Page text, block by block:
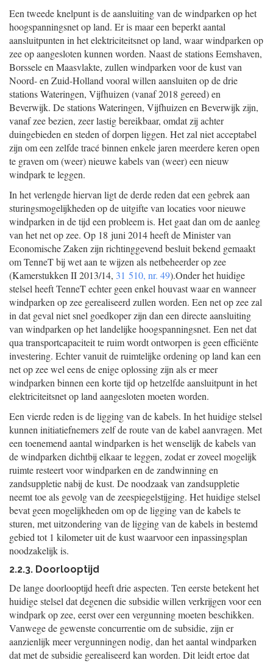
Een tweede knelpunt is de aansluiting van de windparken op het
hoogspanningsnet op land. Er is maar een beperkt aantal
aansluitpunten in het elektriciteitsnet op land, waar windparken op
zee op aangesloten kunnen worden. Naast de stations Eemshaven,
Borssele en Maasvlakte, zullen windparken voor de kust van
Noord- en Zuid-Holland vooral willen aansluiten op de drie
stations Wateringen, Vijfhuizen (vanaf 2018 gereed) en
Beverwijk. De stations Wateringen, Vijfhuizen en Beverwijk zijn,
vanaf zee bezien, zeer lastig bereikbaar, omdat zij achter
duingebieden en steden of dorpen liggen. Het zal niet acceptabel
zijn om een zelfde tracé binnen enkele jaren meerdere keren open
te graven om (weer) nieuwe kabels van (weer) een nieuw
windpark te leggen.
In het verlengde hiervan ligt de derde reden dat een gebrek aan
sturingsmogelijkheden op de uitgifte van locaties voor nieuwe
windparken in de tijd een probleem is. Het gaat dan om de aanleg
van het net op zee. Op 18 juni 2014 heeft de Minister van
Economische Zaken zijn richtinggevend besluit bekend gemaakt
om TenneT bij wet aan te wijzen als netbeheerder op zee
(Kamerstukken II 2013/14, 31 510, nr. 49).Onder het huidige
stelsel heeft TenneT echter geen enkel houvast waar en wanneer
windparken op zee gerealiseerd zullen worden. Een net op zee zal
in dat geval niet snel goedkoper zijn dan een directe aansluiting
van windparken op het landelijke hoogspanningsnet. Een net dat
qua transportcapaciteit te ruim wordt ontworpen is geen efficiënte
investering. Echter vanuit de ruimtelijke ordening op land kan een
net op zee wel eens de enige oplossing zijn als er meer
windparken binnen een korte tijd op hetzelfde aansluitpunt in het
elektriciteitsnet op land aangesloten moeten worden.
Een vierde reden is de ligging van de kabels. In het huidige stelsel
kunnen initiatiefnemers zelf de route van de kabel aanvragen. Met
een toenemend aantal windparken is het wenselijk de kabels van
de windparken dichtbij elkaar te leggen, zodat er zoveel mogelijk
ruimte resteert voor windparken en de zandwinning en
zandsuppletie nabij de kust. De noodzaak van zandsuppletie
neemt toe als gevolg van de zeespiegelstijging. Het huidige stelsel
bevat geen mogelijkheden om op de ligging van de kabels te
sturen, met uitzondering van de ligging van de kabels in bestemd
gebied tot 1 kilometer uit de kust waarvoor een inpassingsplan
noodzakelijk is.
2.2.3. Doorlooptijd
De lange doorlooptijd heeft drie aspecten. Ten eerste betekent het
huidige stelsel dat degenen die subsidie willen verkrijgen voor een
windpark op zee, eerst over een vergunning moeten beschikken.
Vanwege de gewenste concurrentie om de subsidie, zijn er
aanzienlijk meer vergunningen nodig, dan het aantal windparken
dat met de subsidie gerealiseerd kan worden. Dit leidt ertoe dat